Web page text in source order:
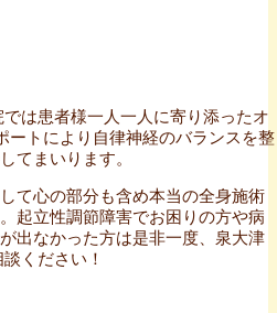
は患者様一人一人に寄り添ったオ
ートにより自律神経のバランスを整
てまいります。
て心の部分も含め本当の全身施術
起立性調節障害でお困りの方や病
出なかった方は是非一度、泉大津
ください！